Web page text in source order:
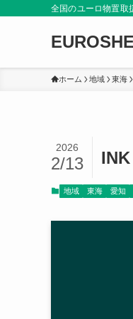
全国のユーロ物置取
ホーム 地域 東海
INK
2026
2/13
地域 東海 愛知